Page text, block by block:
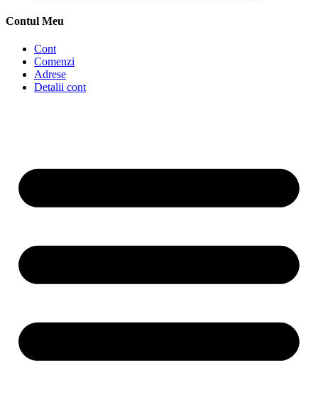
Contul Meu
Cont
Comenzi
Adrese
Detalii cont